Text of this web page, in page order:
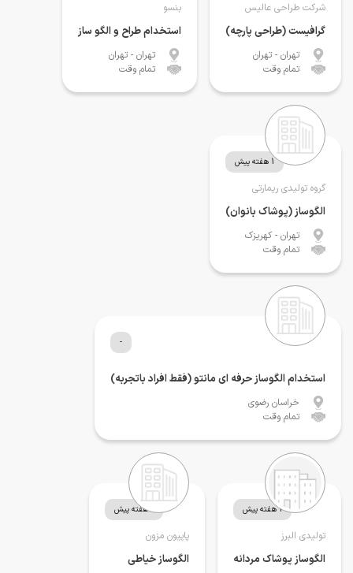
شرکت طراحی عالیس
گرافیست (طراحی پارچه)
تهران - تهران
تمام وقت
بنسو
استخدام طراح و الگو ساز
تهران - تهران
تمام وقت
1 هفته پیش
گروه تولیدی ریمارتی
الگوساز (پوشاک بانوان)
تهران - کهریزک
تمام وقت
-
استخدام الگوساز حرفه ای مانتو (فقط افراد باتجربه)
خراسان رضوی
تمام وقت
1 هفته پیش
تولیدی البرز
الگوساز پوشاک مردانه
1 هفته پیش
پاپیون مزون
الگوساز خیاطی